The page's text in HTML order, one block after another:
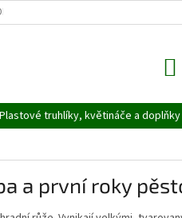
PRO UPLATNĚNÍ REKLAMACE
Plastové truhlíky, květináče a doplňky
a první roky